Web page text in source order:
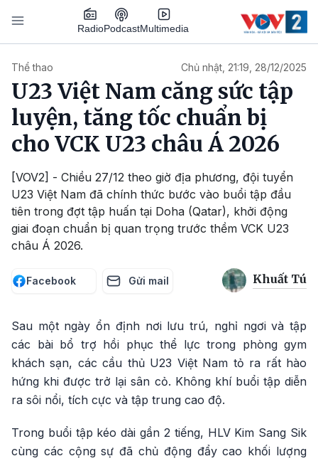
Nhảy đến nội dung
RadioPodcastMultimedia
Thể thao Chủ nhật, 21:19, 28/12/2025
U23 Việt Nam căng sức tập
luyện, tăng tốc chuẩn bị
cho VCK U23 châu Á 2026
[VOV2] - Chiều 27/12 theo giờ địa phương, đội tuyển
U23 Việt Nam đã chính thức bước vào buổi tập đầu
tiên trong đợt tập huấn tại Doha (Qatar), khởi động
giai đoạn chuẩn bị quan trọng trước thềm VCK U23
châu Á 2026.
Facebook Gửi mail Khuất Tú
Sau một ngày ổn định nơi lưu trú, nghỉ ngơi và tập
các bài bổ trợ hồi phục thể lực trong phòng gym
khách sạn, các cầu thủ U23 Việt Nam tỏ ra rất hào
hứng khi được trở lại sân cỏ. Không khí buổi tập diễn
ra sôi nổi, tích cực và tập trung cao độ.
Trong buổi tập kéo dài gần 2 tiếng, HLV Kim Sang Sik
cùng các cộng sự đã chủ động đẩy cao khối lượng